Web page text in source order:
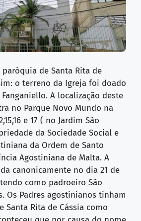
de Santa Rita de
o terreno da Igreja foi doado
A localização deste
no Parque Novo Mundo na
e 17 ( no Jardim São
da Sociedade Social e
da Ordem de Santo
Agostiniana de Malta. A
canonicamente no dia 21 de
como padroeiro São
Os Padres agostinianos tinham
Santa Rita de Cássia como